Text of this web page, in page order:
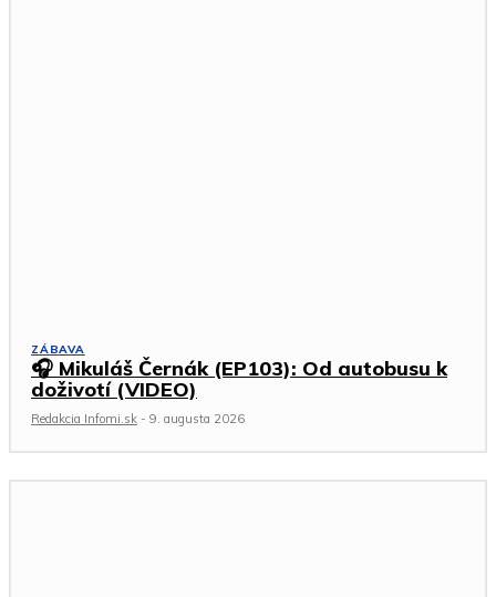
ZÁBAVA
🎧 Mikuláš Černák (EP103): Od autobusu k
doživotí (VIDEO)
Redakcia Infomi.sk - 9. augusta 2026